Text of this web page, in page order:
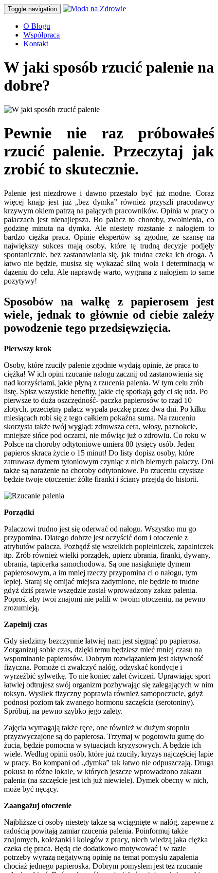
Toggle navigation
O Blogu
Współpraca
Kontakt
W jaki sposób rzucić palenie na
dobre?
Pewnie nie raz próbowałeś
rzucić palenie. Przeczytaj jak
zrobić to skutecznie.
Palenie jest niezdrowe i dawno przestało być już modne. Coraz
więcej knajp jest już „bez dymka” również przyszli pracodawcy
krzywym okiem patrzą na palących pracowników. Opinia w pracy o
palaczach jest nienajlepsza. Bo palacz to choroby, zwolnienia, co
godzinę minuta na dymka. Ale niestety rozstanie z nałogiem to
bardzo ciężka praca. Opinie ekspertów są zgodne, że szansę na
największy sukces mają osoby, które tę trudną decyzje podjęły
spontanicznie, bez zastanawiania się, jak trudna czeka ich droga. A
łatwo nie będzie, musisz się wykazać silną wola i determinacją w
dążeniu do celu. Ale naprawdę warto, wygrana z nałogiem to same
pozytywy!
Sposobów na walkę z papierosem jest
wiele, jednak to głównie od ciebie zależy
powodzenie tego przedsięwzięcia.
Pierwszy krok
Osoby, które rzuciły palenie zgodnie wydają opinie, że praca to
ciężka! W ich opini rzucanie nałogu zacznij od zastanowienia się
nad korzyściami, jakie płyną z rzucenia palenia. W tym celu zrób
listę. Spisz wszystkie benefity, jakie cię spotkają gdy ci się uda. Po
pierwsze to duża oszczędność- paczka papierosów to rząd 10
złotych, przeciętny palacz wypala paczkę przez dwa dni. Po kilku
miesiącach robi się z tego całkiem pokaźna suma. Na rzuceniu
skorzysta także twój wygląd: zdrowsza cera, włosy, paznokcie,
mniejsze sińce pod oczami, nie mówiąc już o zdrowiu. Co roku w
Polsce na choroby odtytoniowe umiera 80 tysięcy osób. Jeden
papieros skraca życie o 15 minut! Do listy dopisz osoby, które
zatruwasz dymem tytoniowym czyniąc z nich biernych palaczy. Oni
także są narażenie na choroby odtytoniowe. Po rzuceniu czystsze
będzie twoje otoczenie: żółte firanki i ściany przejdą do historii.
Porządki
Palaczowi trudno jest się oderwać od nałogu. Wszystko mu go
przypomina. Dlatego dobrze jest oczyścić dom i otoczenie z
atrybutów palacza. Pozbądź się wszelkich popielniczek, zapalniczek
itp. Zrób również wielki porządek, upierz ubrania, firanki, dywany,
ubrania, tapicerka samochodowa. Są one nasiąknięte dymem
papierosowym, a im mniej rzeczy przypomina ci o nałogu, tym
lepiej. Staraj się omijać miejsca zadymione, nie będzie to trudne
gdyż dziś prawie wszędzie został wprowadzony zakaz palenia.
Poproś, aby twoi znajomi nie palili w twoim otoczeniu, na pewno
zrozumieją.
Zapełnij czas
Gdy siedzimy bezczynnie łatwiej nam jest sięgnąć po papierosa.
Zorganizuj sobie czas, dzięki temu będziesz mieć mniej czasu na
wspominanie papierosów. Dobrym rozwiązaniem jest aktywność
fizyczna. Pomoże ci zwalczyć nałóg, odzyskać kondycje i
wyrzeźbić sylwetkę. To nie koniec zalet ćwiczeń. Uprawiając sport
łatwiej odtrujesz swój organizm pozbywając się zalegających w nim
toksyn. Wysiłek fizyczny poprawia również samopoczucie, gdyż
podnosi poziom tak zwanego hormonu szczęścia (serotoniny).
Spróbuj, na pewno szybko jego zalety.
Zajęcia wymagają także ręce, one również w dużym stopniu
przyzwyczajone są do papierosa. Trzymaj w pogotowiu gumę do
żucia, będzie pomocna w sytuacjach kryzysowych. A będzie ich
wiele. Według opinii osób, które już rzuciły, kryzys najczęściej łapie
w pracy. Bo kompani od „dymka” tak łatwo nie odpuszczają. Druga
pokusa to różne lokale, w których jeszcze wprowadzono zakazu
palenia (na szczęście jest ich już niewiele). Dymek obecny w nich,
może być nęcący.
Zaangażuj otoczenie
Najbliższe ci osoby niestety także są wciągnięte w nałóg, zapewne z
radością powitają zamiar rzucenia palenia. Poinformuj także
znajomych, koleżanki i kolegów z pracy, niech wiedzą jaka ciężka
czeka cię praca. Będą cie dodatkowo motywować i w razie
potrzeby wyrażą negatywną opinię na temat pomysłu zapalenia
chociaż jednego papieroska. Dobrym pomysłem jest też rzucanie